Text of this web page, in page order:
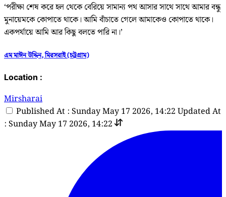
‘পরীক্ষা শেষ করে হল থেকে বেরিয়ে সামান্য পথ আসার সাথে সাথে আমার বন্ধু
মুনায়েমকে কোপাতে থাকে। আমি বাঁচাতে গেলে আমাকেও কোপাতে থাকে।
একপর্যায়ে আমি আর কিছু বলতে পারি না।’
এম মাঈন উদ্দিন, মিরসরাই (চট্টগ্রাম)
Location :
Mirsharai
Published At : Sunday May 17 2026, 14:22 Updated At
: Sunday May 17 2026, 14:22